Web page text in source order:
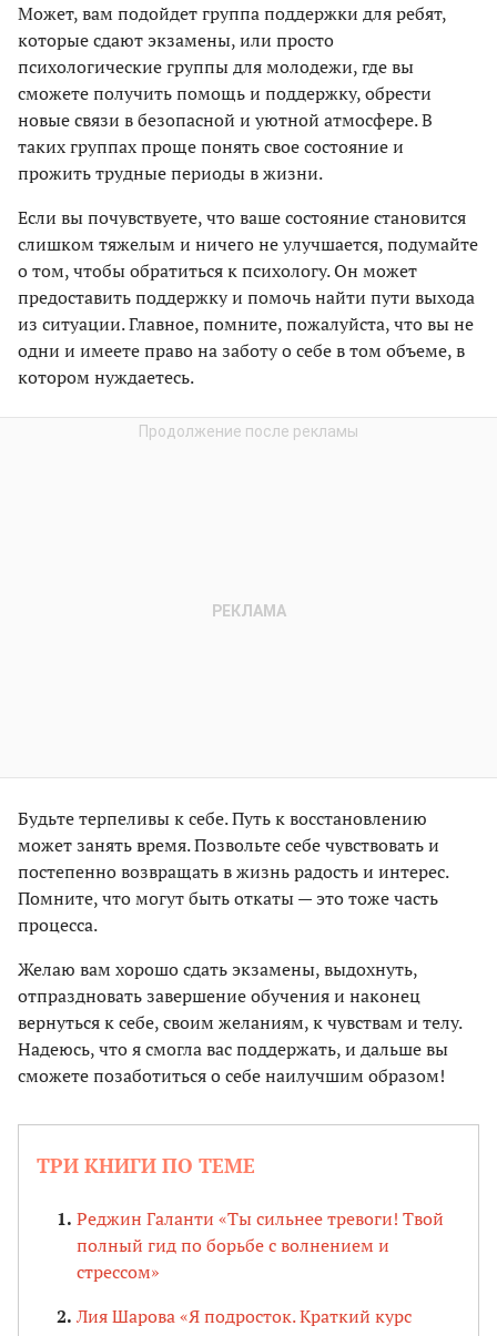
Может, вам подойдет группа поддержки для ребят,
которые сдают экзамены, или просто
психологические группы для молодежи, где вы
сможете получить помощь и поддержку, обрести
новые связи в безопасной и уютной атмосфере. В
таких группах проще понять свое состояние и
прожить трудные периоды в жизни.
Если вы почувствуете, что ваше состояние становится
слишком тяжелым и ничего не улучшается, подумайте
о том, чтобы обратиться к психологу. Он может
предоставить поддержку и помочь найти пути выхода
из ситуации. Главное, помните, пожалуйста, что вы не
одни и имеете право на заботу о себе в том объеме, в
котором нуждаетесь.
Будьте терпеливы к себе. Путь к восстановлению
может занять время. Позвольте себе чувствовать и
постепенно возвращать в жизнь радость и интерес.
Помните, что могут быть откаты — это тоже часть
процесса.
Желаю вам хорошо сдать экзамены, выдохнуть,
отпраздновать завершение обучения и наконец
вернуться к себе, своим желаниям, к чувствам и телу.
Надеюсь, что я смогла вас поддержать, и дальше вы
сможете позаботиться о себе наилучшим образом!
ТРИ КНИГИ ПО ТЕМЕ
Реджин Галанти «Ты сильнее тревоги! Твой
полный гид по борьбе с волнением и
стрессом»
Лия Шарова «Я подросток. Краткий курс